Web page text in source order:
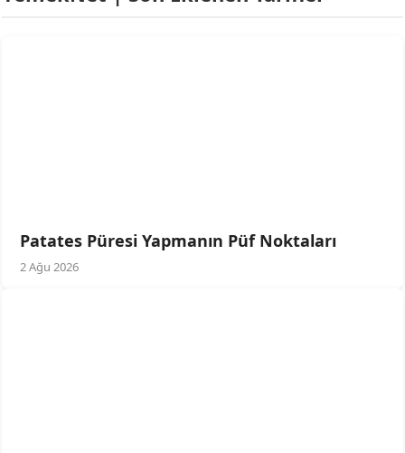
Patates Püresi Yapmanın Püf Noktaları
2 Ağu 2026